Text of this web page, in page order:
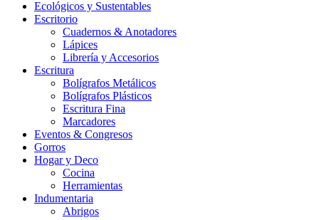
Ecológicos y Sustentables
Escritorio
Cuadernos & Anotadores
Lápices
Librería y Accesorios
Escritura
Bolígrafos Metálicos
Bolígrafos Plásticos
Escritura Fina
Marcadores
Eventos & Congresos
Gorros
Hogar y Deco
Cocina
Herramientas
Indumentaria
Abrigos